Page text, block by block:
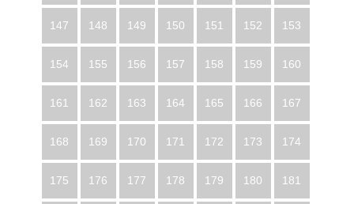
147 148 149 150 151 152 153
154 155 156 157 158 159 160
161 162 163 164 165 166 167
168 169 170 171 172 173 174
175 176 177 178 179 180 181